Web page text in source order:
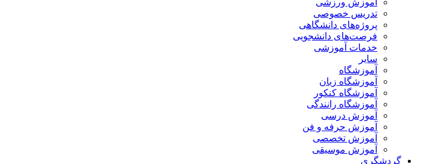
آموزش ورزشی
تدریس خصوصی
پروژه‌های دانشگاهی
فرصت‌های دانشجویی
خدمات آموزشی
سایر
آموزشگاه
آموزشگاه زبان
آموزشگاه کنکور
آموزشگاه رانندگی
آموزش درسی
آموزش حرفه و فن
آموزش تخصصی
آموزش موسیقی
گردشگری